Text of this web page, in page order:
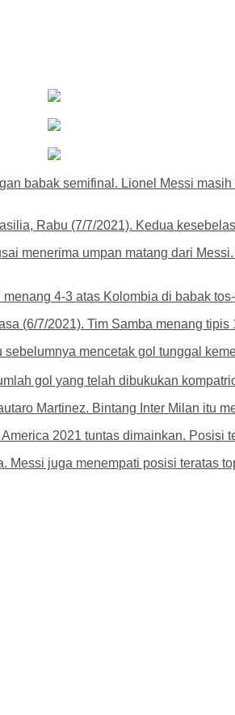
babak semifinal. Lionel Messi
Rabu (7/7/2021). Kedua
menerima umpan matang dari
4-3 atas Kolombia di babak
(6/7/2021). Tim Samba menang
mencetak gol tunggal
gol yang telah dibukukan
Martinez. Bintang Inter Milan itu
2021 tuntas dimainkan. Posisi
juga menempati posisi teratas